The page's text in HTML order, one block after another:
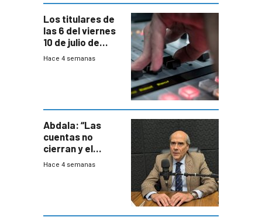
Los titulares de
las 6 del viernes
10 de julio de
2026
Hace 4 semanas
Abdala: “Las
cuentas no
cierran y el
balance del
Hace 4 semanas